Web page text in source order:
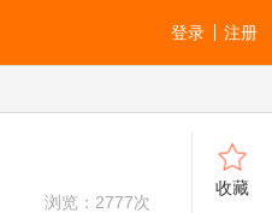
注册
登录
浏览： 2777次
收藏